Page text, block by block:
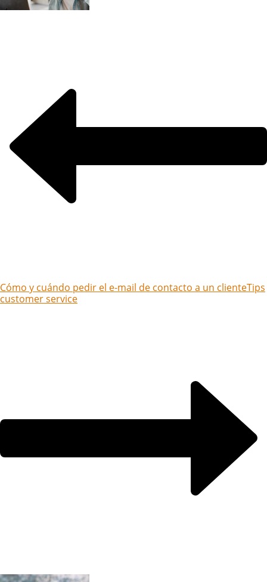
Cómo y cuándo pedir el e-mail de contacto a un clienteTips
customer service